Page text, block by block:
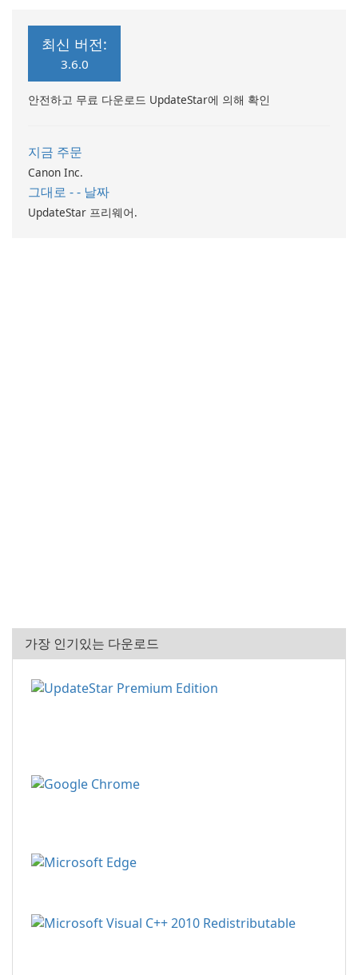
최신 버전:
3.6.0
안전하고 무료 다운로드 UpdateStar에 의해 확인
지금 주문
Canon Inc.
그대로 - - 날짜
UpdateStar 프리웨어.
가장 인기있는 다운로드